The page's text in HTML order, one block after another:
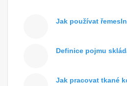
Jak používat
Definice pojmu
Jak pracovat tkané